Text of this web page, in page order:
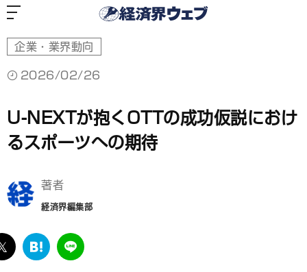
企業・業界動向
2026/02/26
U-NEXTが抱くOTTの成功仮説におけ
るスポーツへの期待
著者
経済界編集部
twitter
は
LINE